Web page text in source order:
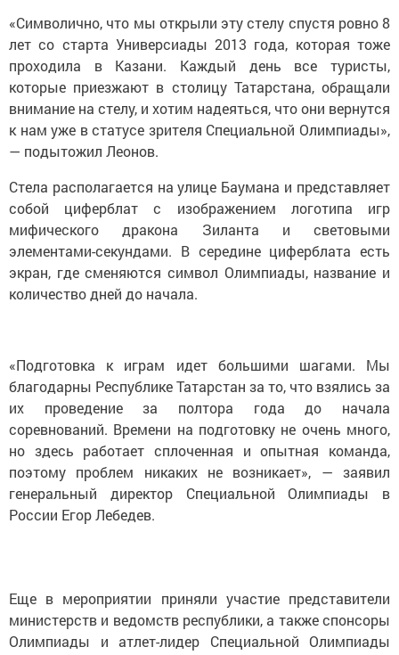
«Символично, что мы открыли эту стелу спустя ровно 8
лет со старта Универсиады 2013 года, которая тоже
проходила в Казани. Каждый день все туристы,
которые приезжают в столицу Татарстана, обращали
внимание на стелу, и хотим надеяться, что они вернутся
к нам уже в статусе зрителя Специальной Олимпиады»,
— подытожил Леонов.
Стела располагается на улице Баумана и представляет
собой циферблат с изображением логотипа игр
мифического дракона Зиланта и световыми
элементами-секундами. В середине циферблата есть
экран, где сменяются символ Олимпиады, название и
количество дней до начала.
«Подготовка к играм идет большими шагами. Мы
благодарны Республике Татарстан за то, что взялись за
их проведение за полтора года до начала
соревнований. Времени на подготовку не очень много,
но здесь работает сплоченная и опытная команда,
поэтому проблем никаких не возникает», — заявил
генеральный директор Специальной Олимпиады в
России Егор Лебедев.
Еще в мероприятии приняли участие представители
министерств и ведомств республики, а также спонсоры
Олимпиады и атлет-лидер Специальной Олимпиады